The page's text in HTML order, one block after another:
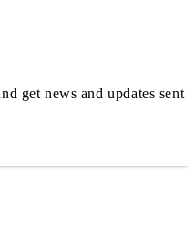
get news and updates sent